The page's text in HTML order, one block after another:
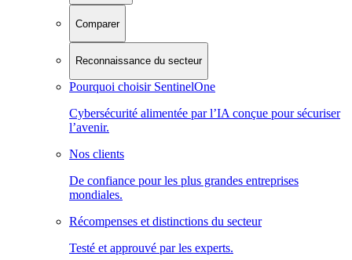
Comparer
Reconnaissance du secteur
Pourquoi choisir SentinelOne
Cybersécurité alimentée par l’IA conçue pour sécuriser
l’avenir.
Nos clients
De confiance pour les plus grandes entreprises
mondiales.
Récompenses et distinctions du secteur
Testé et approuvé par les experts.